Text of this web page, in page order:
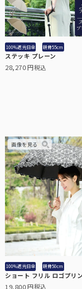
100%遮光日傘 親骨55cm
ステッキ プレーン
28,270 税込
100%遮光日傘 親骨50cm
ショート フリル ロゴプリ
19,800 税込